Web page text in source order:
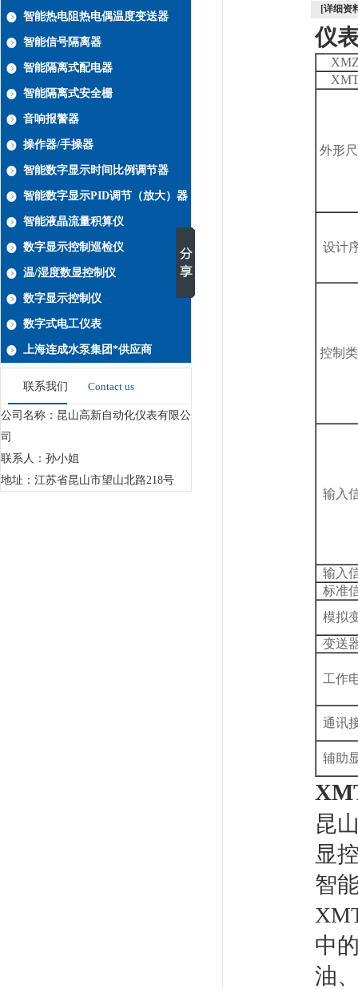
智能热电阻热电偶温度变送器
智能信号隔离器
智能隔离式配电器
智能隔离式安全栅
音响报警器
操作器/手操器
智能数字显示时间比例调节器
智能数字显示PID调节（放大）器
智能液晶流量积算仪
数字显示控制巡检仪
温/湿度数显控制仪
数字显示控制仪
数字式电工仪表
上海连成水泵集团*供应商
联系我们 Contact us
公司名称：昆山高新自动化仪表有限公
司
联系人：孙小姐
地址：江苏省昆山市望山北路218号
[详细资
仪
外形
设计
控制
输入
输入
标准
模拟
变送
工作
通讯
辅助
昆
显
智
中
油